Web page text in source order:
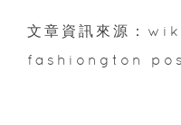
文章資訊來源：
fashiongton